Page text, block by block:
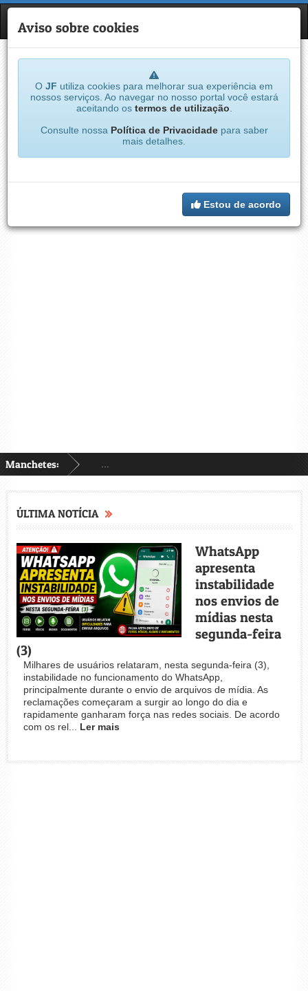
JF
Manchetes:
Aviso sobre cookies
O JF utiliza cookies para melhorar sua experiência em
nossos serviços. Ao navegar no nosso portal você estará
aceitando os termos de utilização
Consulte nossa Política de Privacidadepara saber
mais detalhes.
Estou de acordo
ÚLTIMA NOTÍCIA
WhatsApp
apresenta
instabilidade
nos envios de
mídias nesta
segunda-feira
(3)
Milhares de usuários relataram, nesta segunda-feira (3),
instabilidade no funcionamento do WhatsApp,
principalmente durante o envio de arquivos de mídia. As
reclamações começaram a surgir ao longo do dia e
rapidamente ganharam força nas redes sociais. De acordo
com os rel... Ler mais